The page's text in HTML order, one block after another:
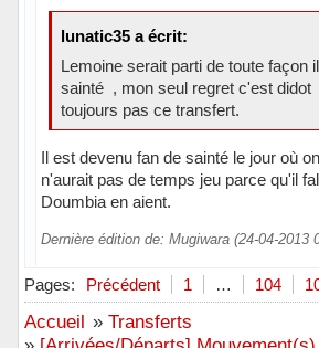
lunatic35 a écrit:
Lemoine serait parti de toute façon
sainté , mon seul regret c'est didot
toujours pas ce transfert.
Il est devenu fan de sainté le jour où
n'aurait pas de temps jeu parce qu'il
Doumbia en aient.
Dernière édition de: Mugiwara (24-04-2013
Hors ligne
Pages: Précédent 1 … 104
Accueil » Transferts